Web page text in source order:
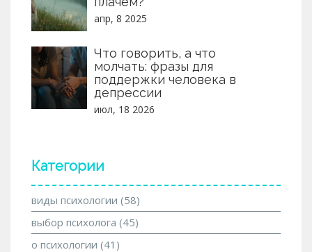
апр, 8 2025
Что говорить, а что
молчать: фразы для
поддержки человека в
депрессии
июл, 18 2026
Категории
виды психологии (58)
выбор психолога (45)
о психологии (41)